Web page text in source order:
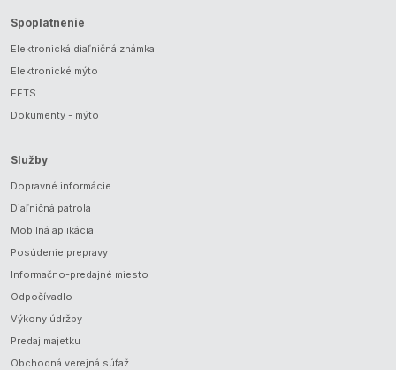
Spoplatnenie
Elektronická diaľničná známka
Elektronické mýto
EETS
Dokumenty - mýto
Služby
Dopravné informácie
Diaľničná patrola
Mobilná aplikácia
Posúdenie prepravy
Informačno-predajné miesto
Odpočívadlo
Výkony údržby
Predaj majetku
Obchodná verejná súťaž